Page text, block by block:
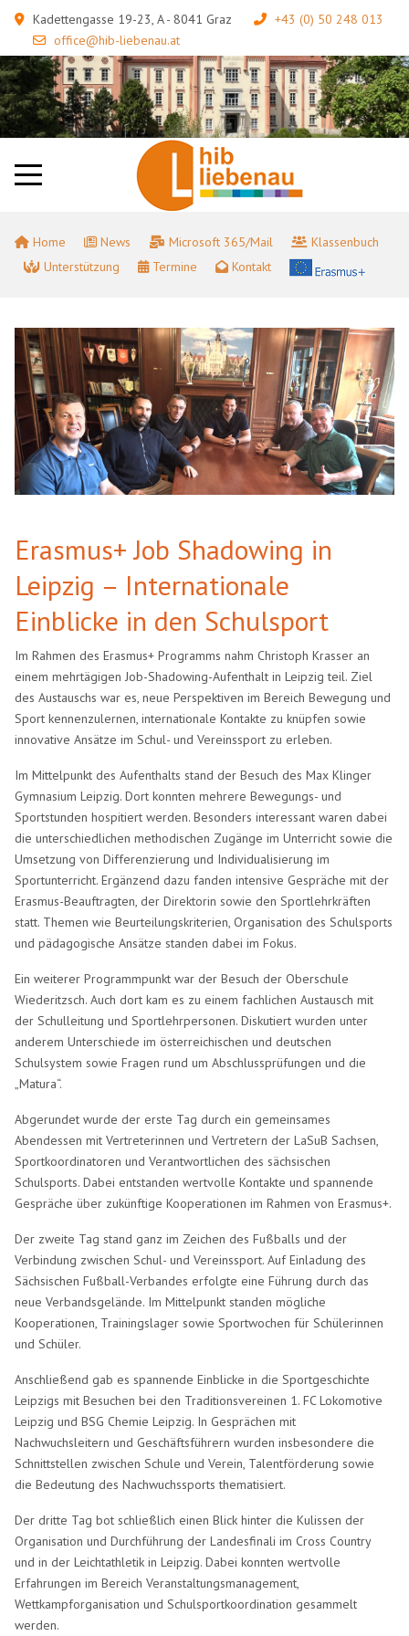
Kadettengasse 19-23, A - 8041 Graz
+43 (0) 50 248 013
office@hib-liebenau.at
Home News Microsoft 365/Mail
Klassenbuch
Unterstützung
Termine Kontakt
Erasmus+ Job Shadowing in
Leipzig – Internationale
Einblicke in den Schulsport
Im Rahmen des Erasmus+ Programms nahm Christoph Krasser an
einem mehrtägigen Job-Shadowing-Aufenthalt in Leipzig teil. Ziel
des Austauschs war es, neue Perspektiven im Bereich Bewegung und
Sport kennenzulernen, internationale Kontakte zu knüpfen sowie
innovative Ansätze im Schul- und Vereinssport zu erleben.
Im Mittelpunkt des Aufenthalts stand der Besuch des Max Klinger
Gymnasium Leipzig. Dort konnten mehrere Bewegungs- und
Sportstunden hospitiert werden. Besonders interessant waren dabei
die unterschiedlichen methodischen Zugänge im Unterricht sowie die
Umsetzung von Differenzierung und Individualisierung im
Sportunterricht. Ergänzend dazu fanden intensive Gespräche mit der
Erasmus-Beauftragten, der Direktorin sowie den Sportlehrkräften
statt. Themen wie Beurteilungskriterien, Organisation des Schulsports
und pädagogische Ansätze standen dabei im Fokus.
Ein weiterer Programmpunkt war der Besuch der Oberschule
Wiederitzsch. Auch dort kam es zu einem fachlichen Austausch mit
der Schulleitung und Sportlehrpersonen. Diskutiert wurden unter
anderem Unterschiede im österreichischen und deutschen
Schulsystem sowie Fragen rund um Abschlussprüfungen und die
„Matura“.
Abgerundet wurde der erste Tag durch ein gemeinsames
Abendessen mit Vertreterinnen und Vertretern der LaSuB Sachsen,
Sportkoordinatoren und Verantwortlichen des sächsischen
Schulsports. Dabei entstanden wertvolle Kontakte und spannende
Gespräche über zukünftige Kooperationen im Rahmen von Erasmus+.
Der zweite Tag stand ganz im Zeichen des Fußballs und der
Verbindung zwischen Schul- und Vereinssport. Auf Einladung des
Sächsischen Fußball-Verbandes erfolgte eine Führung durch das
neue Verbandsgelände. Im Mittelpunkt standen mögliche
Kooperationen, Trainingslager sowie Sportwochen für Schülerinnen
und Schüler.
Anschließend gab es spannende Einblicke in die Sportgeschichte
Leipzigs mit Besuchen bei den Traditionsvereinen 1. FC Lokomotive
Leipzig und BSG Chemie Leipzig. In Gesprächen mit
Nachwuchsleitern und Geschäftsführern wurden insbesondere die
Schnittstellen zwischen Schule und Verein, Talentförderung sowie
die Bedeutung des Nachwuchssports thematisiert.
Der dritte Tag bot schließlich einen Blick hinter die Kulissen der
Organisation und Durchführung der Landesfinali im Cross Country
und in der Leichtathletik in Leipzig. Dabei konnten wertvolle
Erfahrungen im Bereich Veranstaltungsmanagement,
Wettkampforganisation und Schulsportkoordination gesammelt
werden.